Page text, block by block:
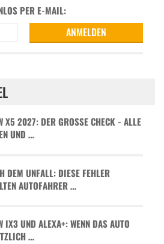
PER E-MAIL:
X5 2027: DER GROSSE CHECK - ALLE D
UND …
DEM UNFALL: DIESE FEHLER
AUTOFAHRER …
IX3 UND ALEXA+: WENN DAS AUTO
…